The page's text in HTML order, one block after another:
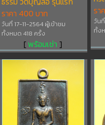
ราคา 400 บาท
วันที่ 17-11-2564 ผู้เข้าชม
ทั้งหมด 418 ครั้ง
[พร้อมเช่า ]
รา
วัน
ทั้ง